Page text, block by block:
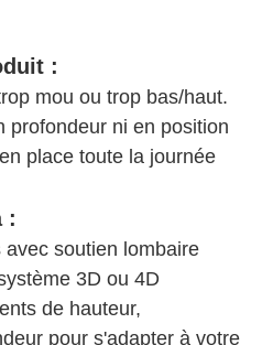
:
mou ou trop bas/haut.
profondeur ni en position
place toute la journée
:
soutien lombaire
3D ou 4D
de hauteur,
pour s'adapter à votre